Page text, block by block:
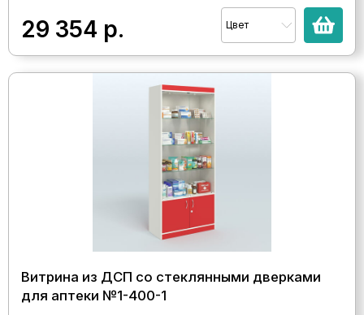
29 354 р. Цвет
Витрина из ДСП со стеклянными дверками
для аптеки №1-400-1